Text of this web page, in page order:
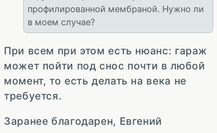
профилированной мембраной. Нужно ли
в моем случае?
При всем при этом есть нюанс: гараж
может пойти под снос почти в любой
момент, то есть делать на века не
требуется.
Заранее благодарен, Евгений